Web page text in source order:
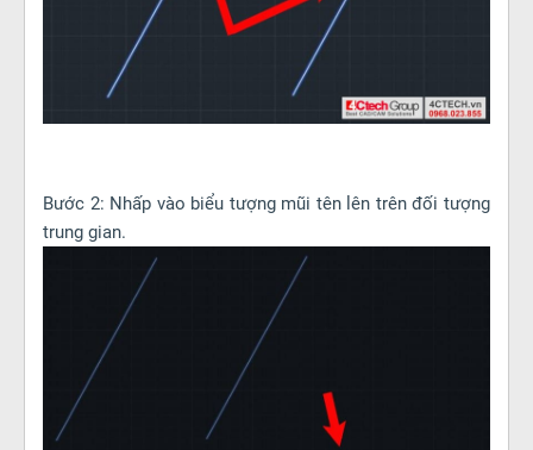
Bước 2: Nhấp vào biểu tượng mũi tên lên trên đối tượng
trung gian.